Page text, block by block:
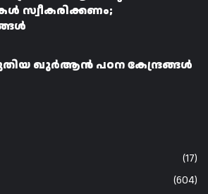
ഖുർആൻ പഠന കേന്ദ്രങ്ങൾ
(17)
(604)